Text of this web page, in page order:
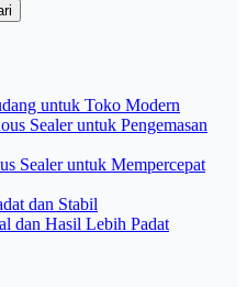
untuk Toko Modern
Sealer untuk Pengemasan
Sealer untuk Mempercepat
dan Stabil
dan Hasil Lebih Padat